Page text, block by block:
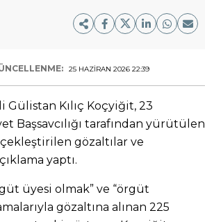
25 HAZIRAN 2026 22:39
Kılıç Koçyiğit, 23
Başsavcılığı tarafından yürütülen
gözaltılar ve
yaptı.
üyesi olmak” ve “örgüt
gözaltına alınan 225